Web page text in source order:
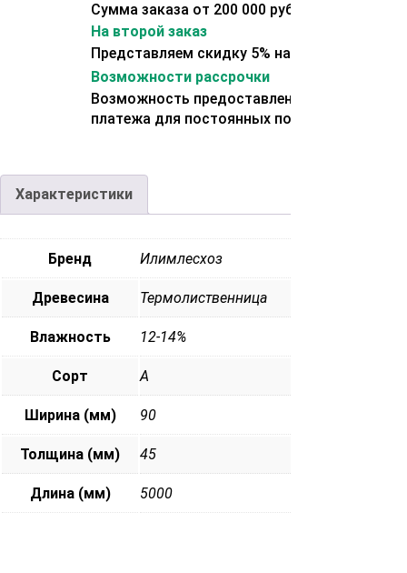
Сумма заказа от 200 000 рублей.
На второй заказ
Представляем скидку 5% на второй заказ
Возможности рассрочки
Возможность предоставления отсрочки
платежа для постоянных покупателей.
Характеристики
Бренд Илимлесхоз
Древесина Термолиственница
Влажность 12-14%
Сорт А
Ширина (мм) 90
Толщина (мм) 45
Длина (мм) 5000